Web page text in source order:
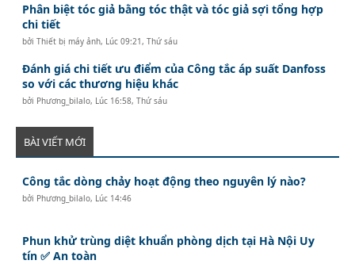
Phân biệt tóc giả bằng tóc thật và tóc giả sợi tổng hợp
chi tiết
bởiThiết bị máy ảnh, Lúc 09:21, Thứ sáu
Đánh giá chi tiết ưu điểm của Công tắc áp suất Danfoss
so với các thương hiệu khác
bởi Phương_bilalo, Lúc 16:58, Thứ sáu
BÀI VIẾT MỚI
Công tắc dòng chảy hoạt động theo nguyên lý nào?
bởi Phương_bilalo, Lúc 14:46
Phun khử trùng diệt khuẩn phòng dịch tại Hà Nội Uy
tín ✅ An toàn